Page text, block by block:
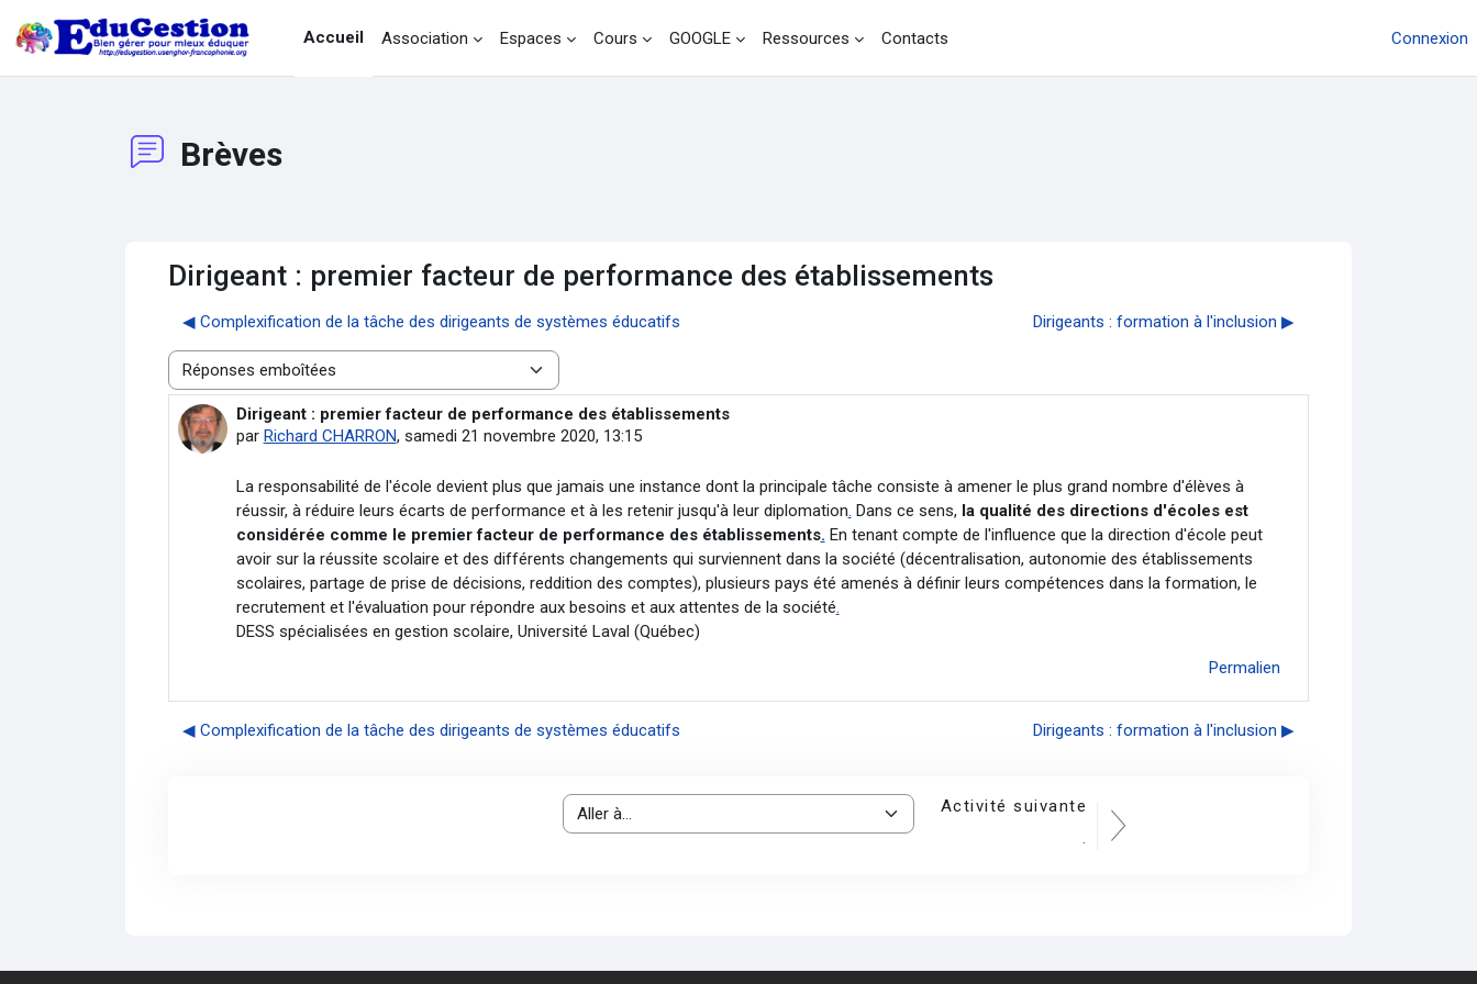
Accueil
Association Espaces Cours GOOGLE Ressources Contacts Connexion
Brèves
Dirigeant : premier facteur de performance des établissements
◀︎ Complexification de la tâche des dirigeants de systèmes éducatifs Dirigeants : formation à l'inclusion ▶︎
Type d’affichage
Dirigeant : premier facteur de performance des établissements
par Richard CHARRON, samedi 21 novembre 2020, 13:15
Nombre de réponses : 0
La responsabilité de l'école devient plus que jamais une instance dont la principale tâche consiste à amener le plus grand nombre d'élèves à
réussir, à réduire leurs écarts de performance et à les retenir jusqu'à leur diplomation Dans ce sens, la qualité des directions d'écoles est
considérée comme le premier facteur de performance des établissements. En tenant compte de l'influence que la direction d'école peut
avoir sur la réussite scolaire et des différents changements qui surviennent dans la société (décentralisation, autonomie des établissements
scolaires, partage de prise de décisions, reddition des comptes), plusieurs pays été amenés à définir leurs compétences dans la formation, le
recrutement et l'évaluation pour répondre aux besoins et aux attentes de la société
DESS spécialisées en gestion scolaire, Université Laval (Québec)
Permalien
◀︎ Complexification de la tâche des dirigeants de systèmes éducatifs Dirigeants : formation à l'inclusion ▶︎
Aller à…
Activité suivante